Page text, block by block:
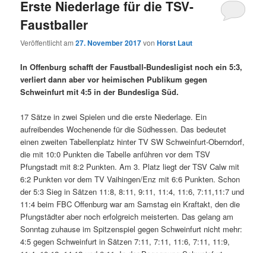
Erste Niederlage für die TSV-
Faustballer
Veröffentlicht am27. November 2017vonHorst Laut
In Offenburg schafft der Faustball-Bundesligist noch ein 5:3,
verliert dann aber vor heimischen Publikum gegen
Schweinfurt mit 4:5 in der Bundesliga Süd.
17 Sätze in zwei Spielen und die erste Niederlage. Ein
aufreibendes Wochenende für die Südhessen. Das bedeutet
einen zweiten Tabellenplatz hinter TV SW Schweinfurt-Oberndorf,
die mit 10:0 Punkten die Tabelle anführen vor dem TSV
Pfungstadt mit 8:2 Punkten. Am 3. Platz liegt der TSV Calw mit
6:2 Punkten vor dem TV Vaihingen/Enz mit 6:6 Punkten. Schon
der 5:3 Sieg in Sätzen 11:8, 8:11, 9:11, 11:4, 11:6, 7:11,11:7 und
11:4 beim FBC Offenburg war am Samstag ein Kraftakt, den die
Pfungstädter aber noch erfolgreich meisterten. Das gelang am
Sonntag zuhause im Spitzenspiel gegen Schweinfurt nicht mehr:
4:5 gegen Schweinfurt in Sätzen 7:11, 7:11, 11:6, 7:11, 11:9,